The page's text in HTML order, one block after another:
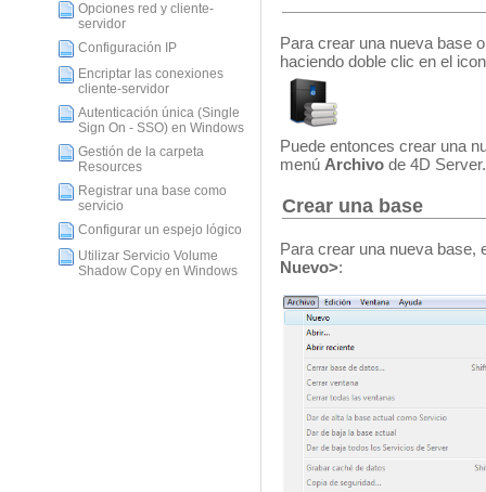
Opciones red y cliente-
servidor
Configuración IP
Encriptar las conexiones
cliente-servidor
Autenticación única (Single
Sign On - SSO) en Windows
Gestión de la carpeta
Resources
Registrar una base como
servicio
Configurar un espejo lógico
Utilizar Servicio Volume
Shadow Copy en Windows
Para crear una nueva base
haciendo doble clic en el
Puede entonces crear una
menú Archivo de 4D Server.
Crear una base
Para crear una nueva base,
Nuevo>: